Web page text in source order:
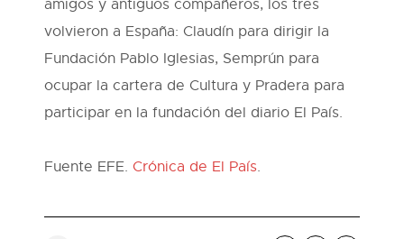
amigos y antiguos compañeros, los tres
volvieron a España: Claudín para dirigir la
Fundación Pablo Iglesias, Semprún para
ocupar la cartera de Cultura y Pradera para
participar en la fundación del diario El País.
Fuente EFE. Crónica de El País.